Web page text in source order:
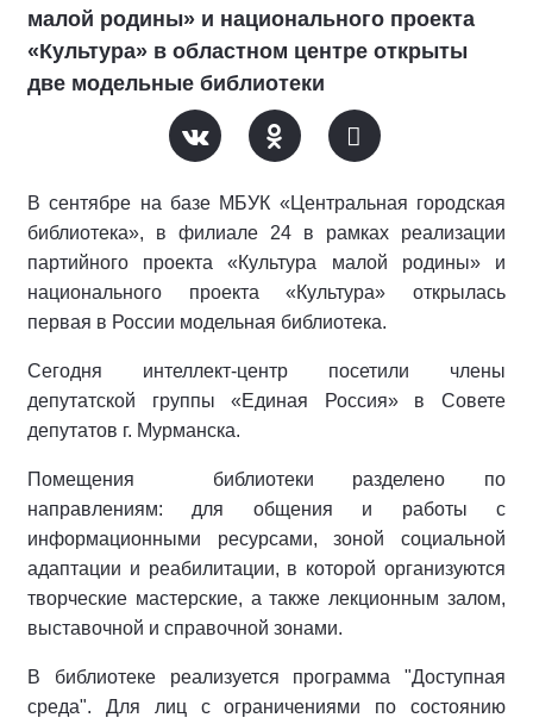
малой родины» и национального проекта
«Культура» в областном центре открыты
две модельные библиотеки
В сентябре на базе МБУК «Центральная городская
библиотека», в филиале 24 в рамках реализации
партийного проекта «Культура малой родины» и
национального проекта «Культура» открылась
первая в России модельная библиотека.
Сегодня интеллект-центр посетили члены
депутатской группы «Единая Россия» в Совете
депутатов г. Мурманска.
Помещения библиотеки разделено по
направлениям: для общения и работы с
информационными ресурсами, зоной социальной
адаптации и реабилитации, в которой организуются
творческие мастерские, а также лекционным залом,
выставочной и справочной зонами.
В библиотеке реализуется программа "Доступная
среда". Для лиц с ограничениями по состоянию